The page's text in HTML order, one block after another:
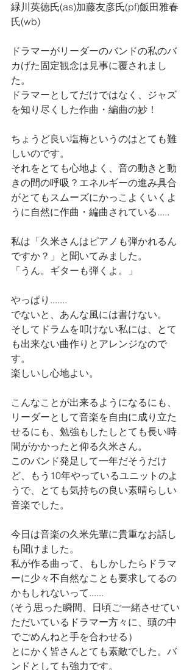
緑川英徳氏(as)加藤友彦氏(pf)飯田雅春
氏(wb)
ドラマーがリーダーのバンドの私のバ
カげた固定観念は見事に覆されまし
た。
ドラマーとしてだけではなく、ジャズ
を知り尽くした作曲・編曲の妙！
ちょうど良い塩梅というのはとても難
しいのです。
それをとても心地よく、音の動きと動
きの間の呼吸？エネルギーの進み具合
がとてもスムーズにかっこよくいくよ
うに自然に作曲・編曲されている.....
私は「久米さんはピアノも弾かれるん
ですか？」と聞いてみました。
「うん。ギターも弾くよ。」
やっぱり.......
でないと、あんな風には書けない。
そしてドラムを叩けない私には、とて
も出来ない曲作りとアレンジなので
す。
楽しいし心地よい。
こんなことが出来るようになるにも、
リーダーとして音楽を自由に成り立た
せるにも、勉強もしたしとても長い時
間がかかったと仰る久米さん。
このバンド発足して一年だそうだけ
ど、もう10年やっているユニットのよ
うで、とても気持ちの良い素晴らしい
音楽でした。
今日は音楽の久米先輩に貴重なお話し
も聞けました。
私が作る曲って、もしかしたらドラマ
ーに少々不自然なことも要求してるの
かもしれないって......
(そう思った瞬間、日頃ご一緒させてい
ただいているドラマー方々に、頭の中
でごめんねと手を合わせる）
とにかく皆さんとても素敵でした。バ
ンドとしても強力です。